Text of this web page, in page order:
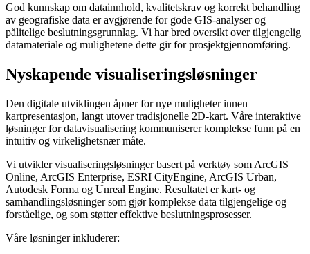
God kunnskap om datainnhold, kvalitetskrav og korrekt behandling
av geografiske data er avgjørende for gode GIS-analyser og
pålitelige beslutningsgrunnlag. Vi har bred oversikt over tilgjengelig
datamateriale og mulighetene dette gir for prosjektgjennomføring.
Nyskapende visualiseringsløsninger
Den digitale utviklingen åpner for nye muligheter innen
kartpresentasjon, langt utover tradisjonelle 2D-kart. Våre interaktive
løsninger for datavisualisering kommuniserer komplekse funn på en
intuitiv og virkelighetsnær måte.
Vi utvikler visualiseringsløsninger basert på verktøy som ArcGIS
Online, ArcGIS Enterprise, ESRI CityEngine, ArcGIS Urban,
Autodesk Forma og Unreal Engine. Resultatet er kart- og
samhandlingsløsninger som gjør komplekse data tilgjengelige og
forståelige, og som støtter effektive beslutningsprosesser.
Våre løsninger inkluderer: